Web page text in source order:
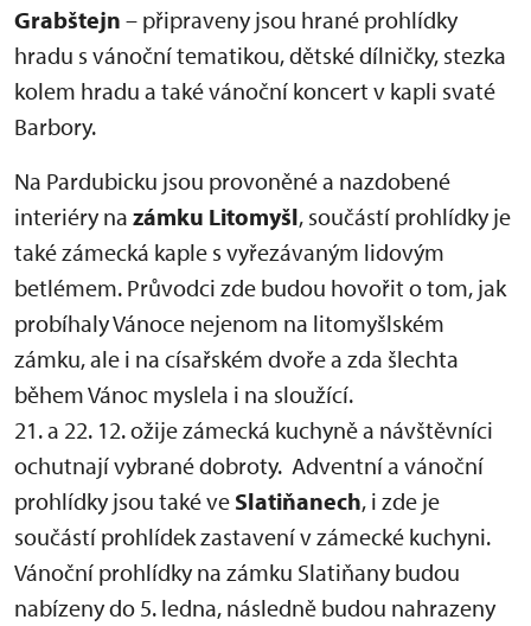
Grabštejn – připraveny jsou hrané prohlídky
hradu s vánoční tematikou, dětské dílničky, stezka
kolem hradu a také vánoční koncert v kapli svaté
Barbory.
Na Pardubicku jsou provoněné a nazdobené
interiéry na zámku Litomyšl, součástí prohlídky je
také zámecká kaple s vyřezávaným lidovým
betlémem. Průvodci zde budou hovořit o tom, jak
probíhaly Vánoce nejenom na litomyšlském
zámku, ale i na císařském dvoře a zda šlechta
během Vánoc myslela i na sloužící.
21. a 22. 12. ožije zámecká kuchyně a návštěvníci
ochutnají vybrané dobroty. Adventní a vánoční
prohlídky jsou také ve Slatiňanech, i zde je
součástí prohlídek zastavení v zámecké kuchyni.
Vánoční prohlídky na zámku Slatiňany budou
nabízeny do 5. ledna, následně budou nahrazeny